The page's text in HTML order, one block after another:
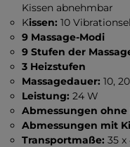
Kissen abnehmbar
Kissen:10
9 Massage-Modi
9 Stufen der
3 Heizstufen
Massagedauer: 10,
Leistung:24 W
Abmessungen ohne
Abmessungen mit
Transportmaße: 35 x